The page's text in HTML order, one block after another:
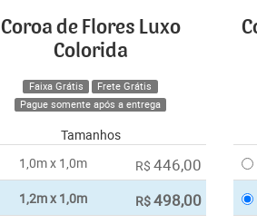
Coroa de Flores Luxo
Colorida
Faixa Grátis
Frete Grátis
Pague somente após a entrega
Tamanhos
1,0m x 1,0m
R$ 446,00
1,2m x 1,0m R$498,00